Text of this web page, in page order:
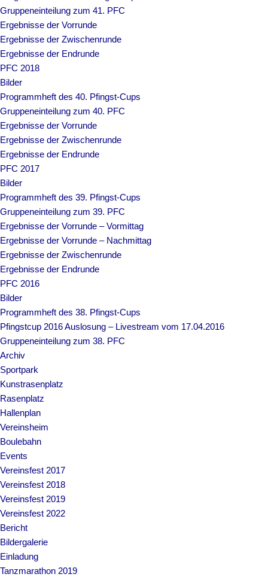
Gruppeneinteilung zum 41. PFC
Ergebnisse der Vorrunde
Ergebnisse der Zwischenrunde
Ergebnisse der Endrunde
PFC 2018
Bilder
Programmheft des 40. Pfingst-Cups
Gruppeneinteilung zum 40. PFC
Ergebnisse der Vorrunde
Ergebnisse der Zwischenrunde
Ergebnisse der Endrunde
PFC 2017
Bilder
Programmheft des 39. Pfingst-Cups
Gruppeneinteilung zum 39. PFC
Ergebnisse der Vorrunde – Vormittag
Ergebnisse der Vorrunde – Nachmittag
Ergebnisse der Zwischenrunde
Ergebnisse der Endrunde
PFC 2016
Bilder
Programmheft des 38. Pfingst-Cups
Pfingstcup 2016 Auslosung – Livestream vom 17.04.2016
Gruppeneinteilung zum 38. PFC
Archiv
Sportpark
Kunstrasenplatz
Rasenplatz
Hallenplan
Vereinsheim
Boulebahn
Events
Vereinsfest 2017
Vereinsfest 2018
Vereinsfest 2019
Vereinsfest 2022
Bericht
Bildergalerie
Einladung
Tanzmarathon 2019